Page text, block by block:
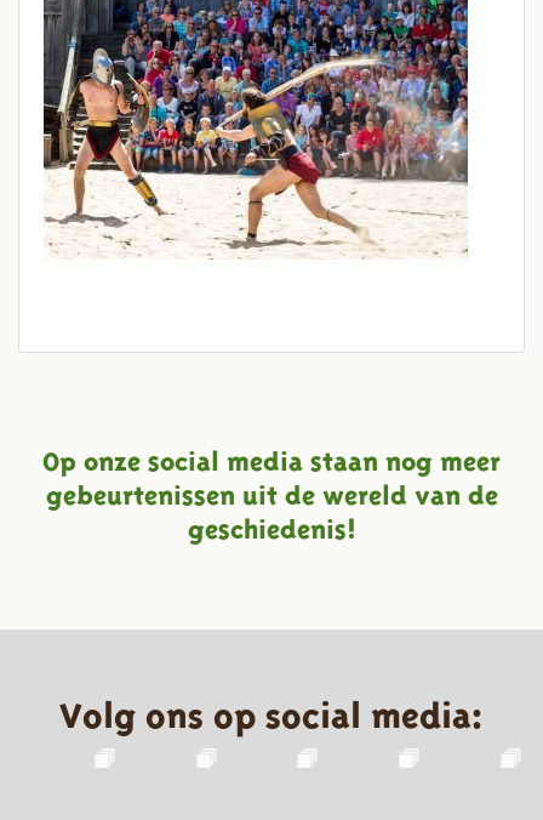
Op onze social media staan nog meer
gebeurtenissen uit de wereld van de
geschiedenis!
Volg ons op social media: